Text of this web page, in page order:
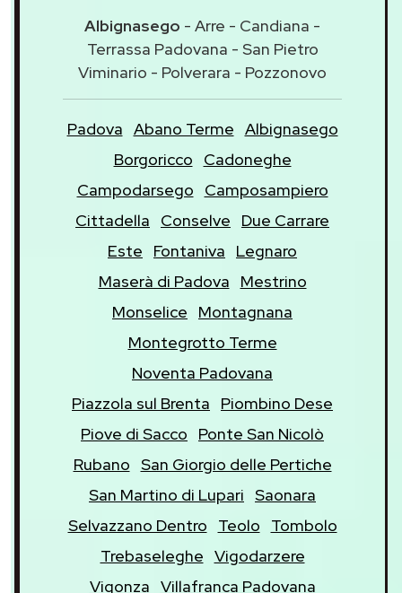
Albignasego - Arre - Candiana -
Terrassa Padovana - San Pietro
Viminario - Polverara - Pozzonovo
Padova Abano Terme Albignasego
Borgoricco
Cadoneghe
Campodarsego
Camposampiero
Cittadella
Conselve
Due Carrare
Este
Fontaniva
Legnaro
Maserà di Padova
Mestrino
Monselice
Montagnana
Montegrotto Terme
Noventa Padovana
Piazzola sul Brenta
Piombino Dese
Piove di Sacco
Ponte San Nicolò
Rubano San Giorgio delle Pertiche
San Martino di Lupari Saonara
Selvazzano Dentro
Teolo
Tombolo
Trebaseleghe Vigodarzere
Vigonza Villafranca Padovana